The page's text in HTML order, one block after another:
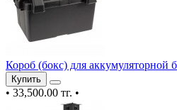
Короб (бокс) для аккумуляторной
Купить
• 33,500.00 тг. •